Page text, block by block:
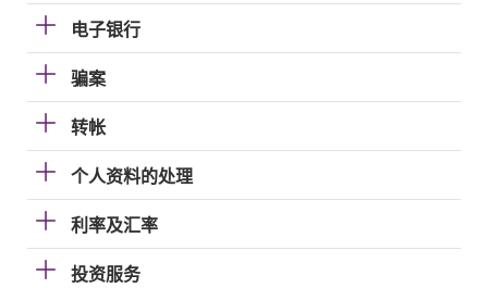
电子银行
骗案
转帐
个人资料的处理
利率及汇率
投资服务